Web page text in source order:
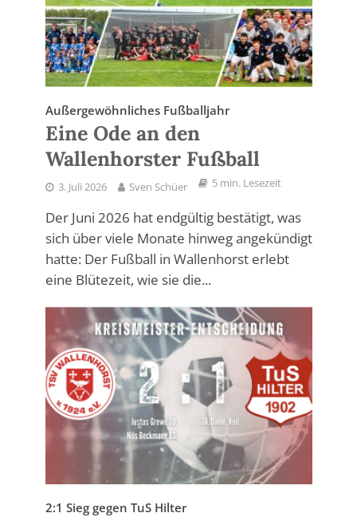
Außergewöhnliches Fußballjahr
Eine Ode an den
Wallenhorster Fußball
3. Juli 2026 Sven Schüer 5 min. Lesezeit
Der Juni 2026 hat endgültig bestätigt, was
sich über viele Monate hinweg angekündigt
hatte: Der Fußball in Wallenhorst erlebt
eine Blütezeit, wie sie die...
2:1 Sieg gegen TuS Hilter